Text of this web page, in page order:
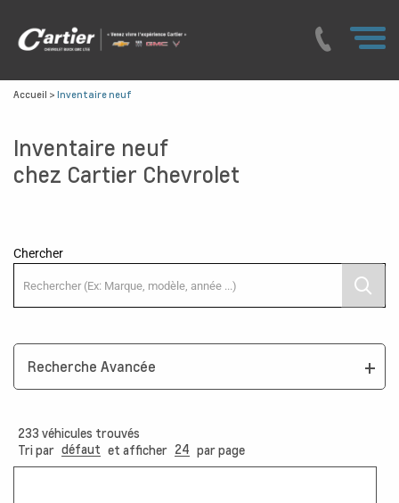
Accueil > Inventaire neuf
Inventaire neuf
chez Cartier Chevrolet
Chercher
Recherche Avancée
233 véhicules trouvés
Tri par défaut et afficher 24 par page